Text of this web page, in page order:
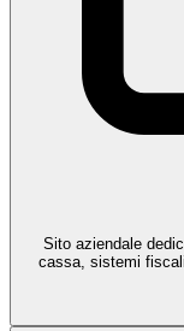
Sito aziendale
cassa, sistemi